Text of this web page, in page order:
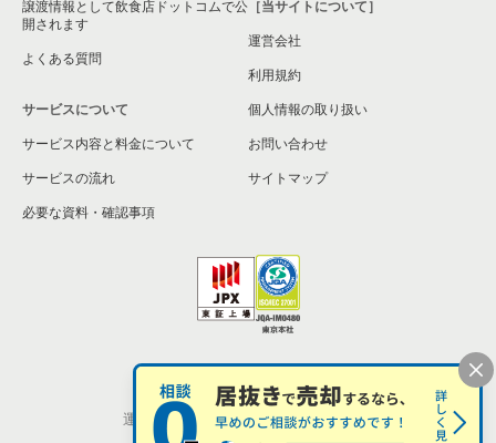
譲渡情報として飲食店ドットコムで公
開されます
よくある質問
サービスについて
サービス内容と料金について
サービスの流れ
必要な資料・確認事項
［当サイトについて］
運営会社
利用規約
個人情報の取り扱い
お問い合わせ
サイトマップ
個人情報の取扱い
運営会社 株式会社シンクロ・フード